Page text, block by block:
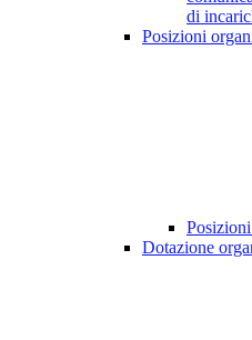
di
Posizioni
Dotazione